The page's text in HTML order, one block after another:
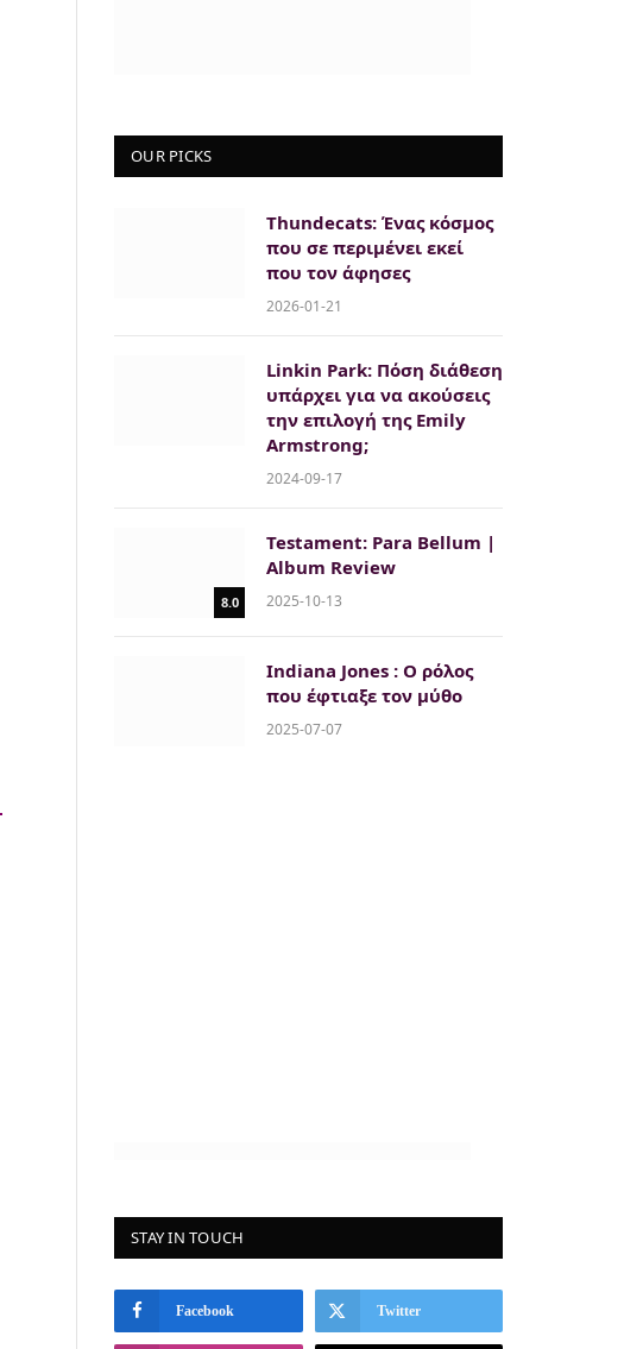
OUR PICKS
Thundecats: Ένας κόσμος
που σε περιμένει εκεί
που τον άφησες
2026-01-21
Linkin Park: Πόση διάθεση
υπάρχει για να ακούσεις
την επιλογή της Emily
Armstrong;
2024-09-17
8.0
Testament: Para Bellum |
Album Review
2025-10-13
Indiana Jones : Ο ρόλος
που έφτιαξε τον μύθο
2025-07-07
STAY IN TOUCH
Facebook Twitter